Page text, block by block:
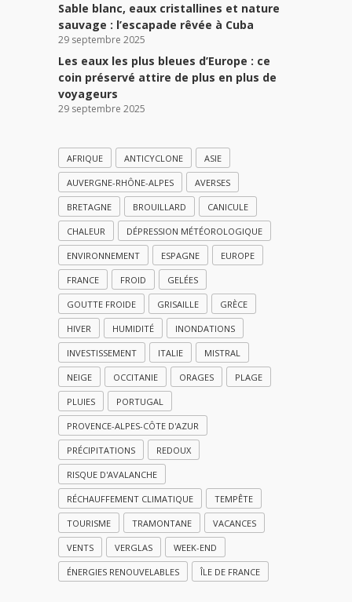
Sable blanc, eaux cristallines et nature
sauvage : l’escapade rêvée à Cuba
29 septembre 2025
Les eaux les plus bleues d’Europe : ce
coin préservé attire de plus en plus de
voyageurs
29 septembre 2025
AFRIQUE ANTICYCLONE ASIE
AUVERGNE-RHÔNE-ALPES AVERSES
BRETAGNE BROUILLARD CANICULE
CHALEUR DÉPRESSION MÉTÉOROLOGIQUE
ENVIRONNEMENT ESPAGNE EUROPE
FRANCE FROID GELÉES
GOUTTE FROIDE GRISAILLE GRÈCE
HIVER HUMIDITÉ INONDATIONS
INVESTISSEMENT ITALIE MISTRAL
NEIGE OCCITANIE ORAGES PLAGE
PLUIES PORTUGAL
PROVENCE-ALPES-CÔTE D'AZUR
PRÉCIPITATIONS REDOUX
RISQUE D'AVALANCHE
RÉCHAUFFEMENT CLIMATIQUE TEMPÊTE
TOURISME TRAMONTANE VACANCES
VENTS VERGLAS WEEK-END
ÉNERGIES RENOUVELABLES ÎLE DE FRANCE